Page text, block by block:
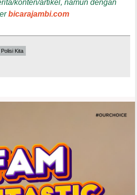
konten/artikel, namun dengan
bicarajambi.com
Kita